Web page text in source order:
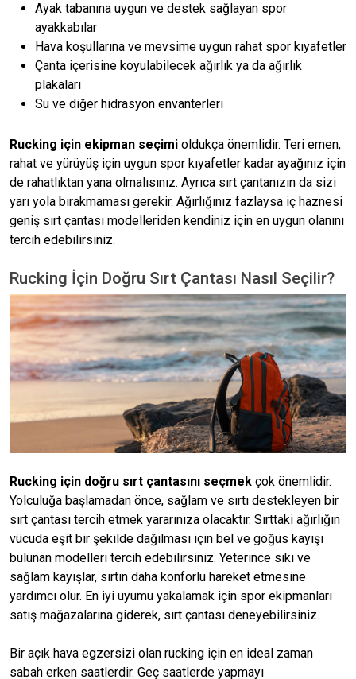
Ayak tabanına uygun ve destek sağlayan spor
ayakkabılar
Hava koşullarına ve mevsime uygun rahat spor kıyafetler
Çanta içerisine koyulabilecek ağırlık ya da ağırlık
plakaları
Su ve diğer hidrasyon envanterleri
Rucking için ekipman seçimi oldukça önemlidir. Teri emen,
rahat ve yürüyüş için uygun spor kıyafetler kadar ayağınız için
de rahatlıktan yana olmalısınız. Ayrıca sırt çantanızın da sizi
yarı yola bırakmaması gerekir. Ağırlığınız fazlaysa iç haznesi
geniş sırt çantası modelleriden kendiniz için en uygun olanını
tercih edebilirsiniz.
Rucking İçin Doğru Sırt Çantası Nasıl Seçilir?
Rucking için doğru sırt çantasını seçmek çok önemlidir.
Yolculuğa başlamadan önce, sağlam ve sırtı destekleyen bir
sırt çantası tercih etmek yararınıza olacaktır. Sırttaki ağırlığın
vücuda eşit bir şekilde dağılması için bel ve göğüs kayışı
bulunan modelleri tercih edebilirsiniz. Yeterince sıkı ve
sağlam kayışlar, sırtın daha konforlu hareket etmesine
yardımcı olur. En iyi uyumu yakalamak için spor ekipmanları
satış mağazalarına giderek, sırt çantası deneyebilirsiniz.
Bir açık hava egzersizi olan rucking için en ideal zaman
sabah erken saatlerdir. Geç saatlerde yapmayı